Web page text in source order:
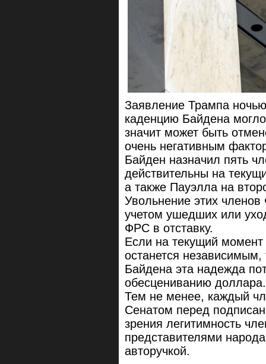
Заявление Трампа
каденцию Байдена
значит может быть
очень негативным
Байден назначил пять
действительны на
а также Пауэлла на
Увольнение этих
учетом ушедших или
ФРС в отставку.
Если на текущий
останется
Байдена эта надежда
обесцениванию доллара.
Тем не менее, каждый
Сенатом перед
зрения легитимность
представителями
авторучкой.